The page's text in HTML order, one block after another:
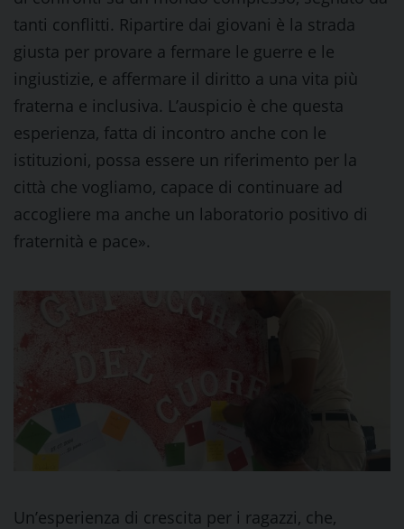
tanti conflitti. Ripartire dai giovani è la strada
giusta per provare a fermare le guerre e le
ingiustizie, e affermare il diritto a una vita più
fraterna e inclusiva. L’auspicio è che questa
esperienza, fatta di incontro anche con le
istituzioni, possa essere un riferimento per la
città che vogliamo, capace di continuare ad
accogliere ma anche un laboratorio positivo di
fraternità e pace».
Un’esperienza di crescita per i ragazzi, che,